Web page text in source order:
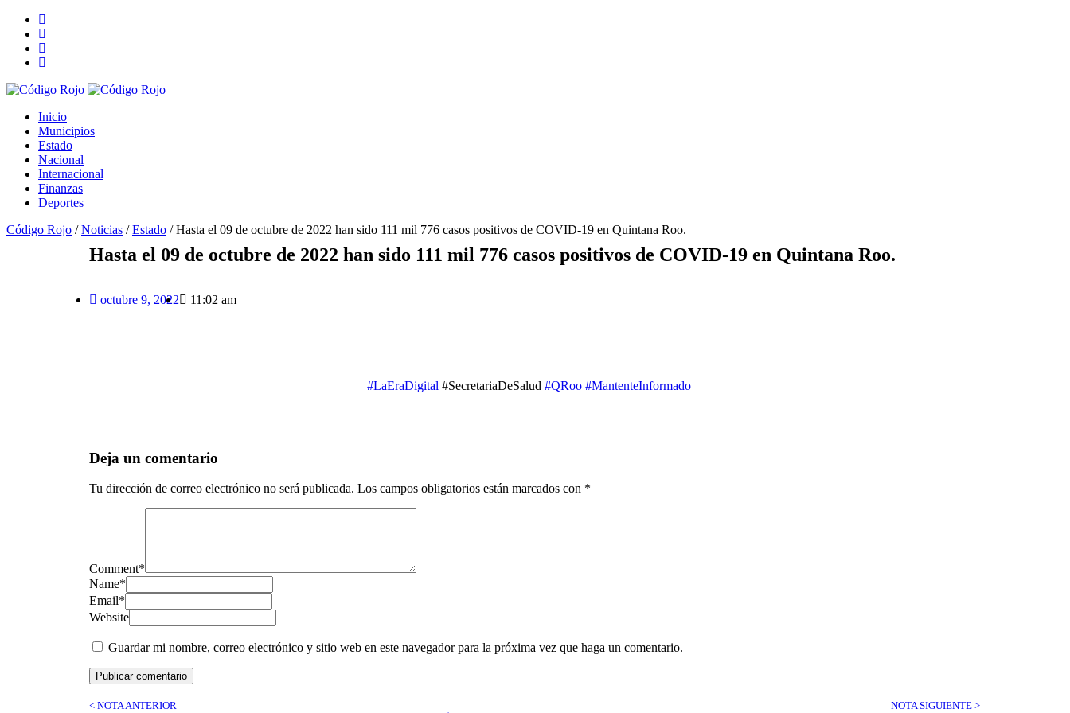
Inicio
Municipios
Estado
Nacional
Internacional
Finanzas
Deportes
Código Rojo /Noticias /Estado /Hasta el 09 de octubre de 2022 han sido 111 mil 776 casos positivos de COVID-19 en Quintana Roo.
Hasta el 09 de octubre de 2022 han sido 111 mil 776 casos positivos de COVID-19 en Quintana Roo.
octubre 9, 2022 11:02 am
#LaEraDigital #SecretariaDeSalud #QRoo #MantenteInformado
Deja un comentario
Tu dirección de correo electrónico no será publicada. Los campos obligatorios están marcados con *
Comment*
Name*
Email*
Website
Guardar mi nombre, correo electrónico y sitio web en este navegador para la próxima vez que haga un comentario.
< NOTA ANTERIOR NOTA SIGUIENTE >